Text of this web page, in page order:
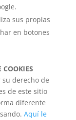
sus propias
en botones
derecho de
de este sitio
diferente
Aquí le